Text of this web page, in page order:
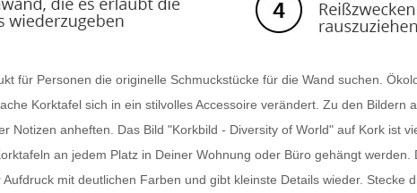
für Personen die originelle Schmuckstücke für die Wand suchen.
Korktafel sich in ein stilvolles Accessoire verändert. Zu den Bildern
Notizen anheften. Das Bild "Korkbild - Diversity of World" auf Kork ist
an jedem Platz in Deiner Wohnung oder Büro gehängt
mit deutlichen Farben und gibt kleinste Details wieder. Stecke